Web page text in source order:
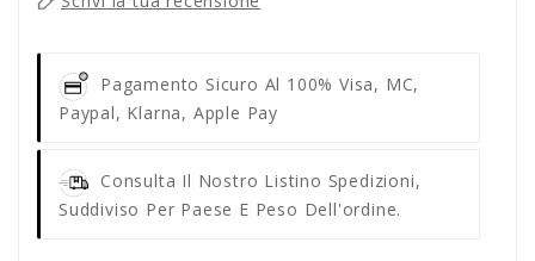
Pagamento Sicuro Al 100%Visa, MC,
Paypal, Klarna, Apple Pay
Consulta Il Nostro Listino Spedizioni,
Suddiviso Per Paese E Peso Dell'ordine.